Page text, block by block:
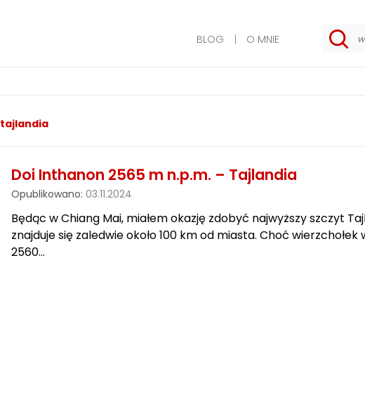
BLOG O MNIE
tajlandia
Doi Inthanon 2565 m n.p.m. – Tajlandia
Opublikowano: 03.11.2024
Będąc w Chiang Mai, miałem okazję zdobyć najwyższy szczyt
znajduje się zaledwie około 100 km od miasta. Choć
2560…